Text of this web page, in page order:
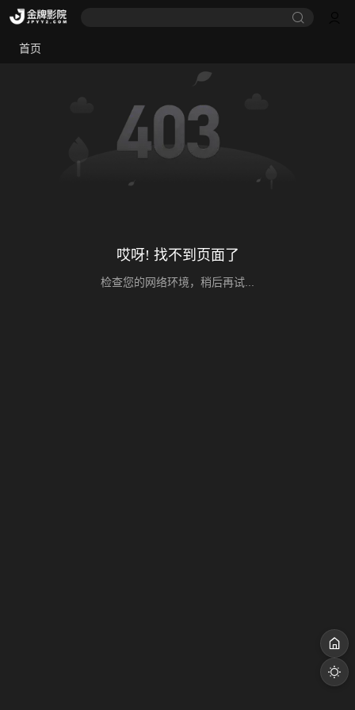
首页
哎呀! 找不到页面了
检查您的网络环境，稍后再试...